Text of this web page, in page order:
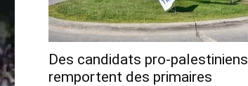
Des candidats pro-palestiniens
remportent des primaires